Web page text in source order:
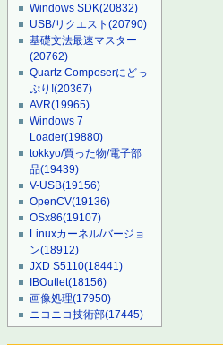
Windows SDK(20832)
USB/リクエスト(20790)
基礎文法最速マスター
(20762)
Quartz Composerにどっ
ぷり!(20367)
AVR(19965)
Windows 7
Loader(19880)
tokkyo/買った物/電子部
品(19439)
V-USB(19156)
OpenCV(19136)
OSx86(19107)
Linuxカーネル/バージョ
ン(18912)
JXD S5110(18441)
IBOutlet(18156)
画像処理(17950)
ニコニコ技術部(17445)